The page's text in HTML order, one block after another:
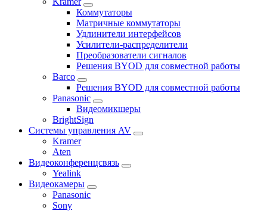
Коммутаторы
Матричные коммутаторы
Удлинители интерфейсов
Усилители-распределители
Преобразователи сигналов
Решения BYOD для совместной работы
Barco
Решения BYOD для совместной работы
Panasonic
Видеомикшеры
BrightSign
Системы управления AV
Kramer
Aten
Видеоконференцсвязь
Yealink
Видеокамеры
Panasonic
Sony